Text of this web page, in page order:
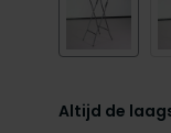
Altijd de